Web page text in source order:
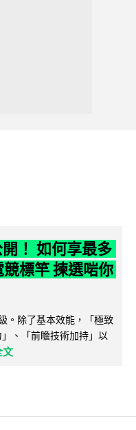
！ 如何享最多
標竿 揀選啱你
。除了基本效能，「極致
、「前瞻技術加持」以
文